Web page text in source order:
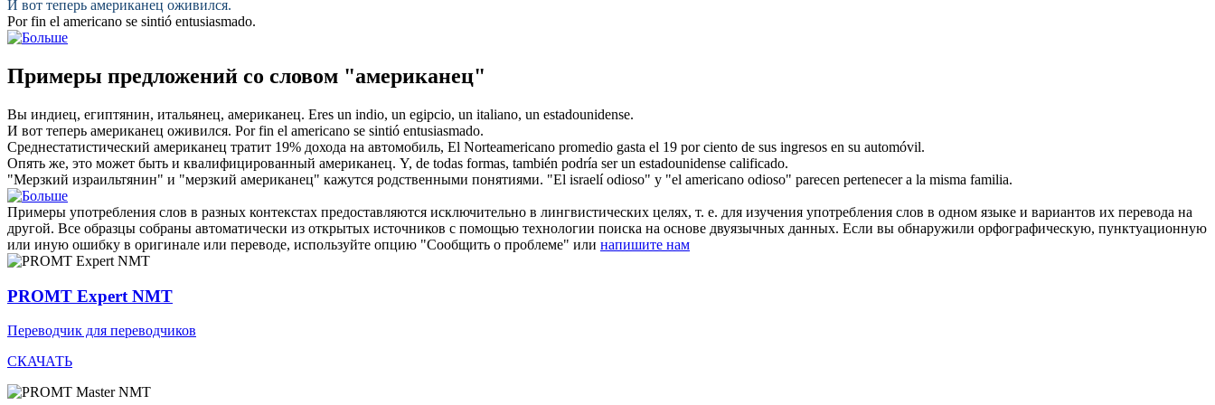
И вот теперь американец оживился.
Por fin el americano se sintió entusiasmado.
Примеры предложений со словом "американец"
Вы индиец, египтянин, итальянец, американец. Eres un indio, un egipcio, un italiano, un estadounidense.
И вот теперь американец оживился. Por fin el americano se sintió entusiasmado.
Среднестатистический американец тратит 19% дохода на автомобиль, El Norteamericano promedio gasta el 19 por ciento de sus ingresos en su automóvil.
Опять же, это может быть и квалифицированный американец. Y, de todas formas, también podría ser un estadounidense calificado.
"Мерзкий израильтянин" и "мерзкий американец" кажутся родственными понятиями. "El israelí odioso" y "el americano odioso" parecen pertenecer a la misma familia.
Примеры употребления слов в разных контекстах предоставляются исключительно в лингвистических целях, т. е. для изучения употребления слов в одном языке и вариантов их перевода на
другой. Все образцы собраны автоматически из открытых источников с помощью технологии поиска на основе двуязычных данных. Если вы обнаружили орфографическую, пунктуационную
или иную ошибку в оригинале или переводе, используйте опцию "Сообщить о проблеме" или напишите нам
PROMT Expert NMT
Переводчик для переводчиков
СКАЧАТЬ